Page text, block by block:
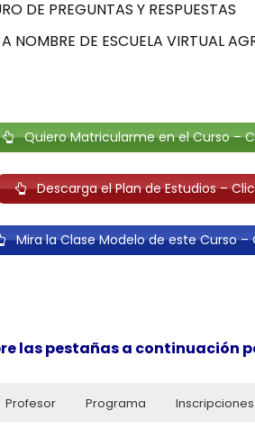
DE PREGUNTAS Y RESPUESTAS
NOMBRE DE ESCUELA VIRTUAL
Quiero Matricularme en el Curso –
Descarga el Plan de Estudios –
Mira la Clase Modelo de este Curso –
las pestañas a
Profesor Programa Inscripciones